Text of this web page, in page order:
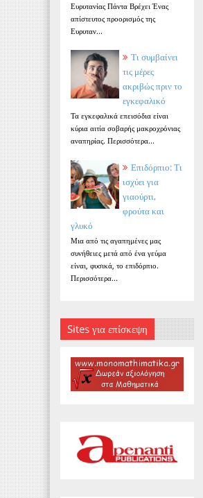
Ευρυτανίας Πάντα Βρέχει Ένας
απίστευτος προορισμός της
Ευρυταν...
Τι συμβαίνει
τις μέρες
ακριβώς πριν το
εγκεφαλικό
Τα εγκεφαλικά επεισόδια είναι
κύρια αιτία σοβαρής μακροχρόνιας
αναπηρίας. Περισσότερα...
Επιδόρπιο: Τι
ισχύει για
γιαούρτι,
φρούτα και
γλυκό
Μια από τις αγαπημένες μας
συνήθειες μετά από ένα γεύμα
είναι, φυσικά, το επιδόρπιο.
Περισσότερα...
Sites για επίσκεψη